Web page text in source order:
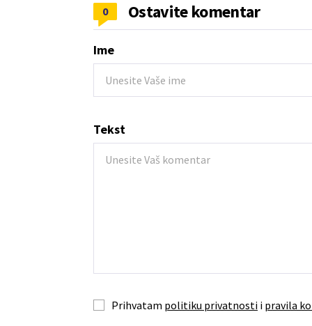
0 Ostavite komentar
Ime
Tekst
Prihvatam politiku privatnosti i pravila